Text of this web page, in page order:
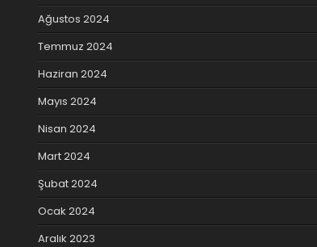
Ağustos 2024
Temmuz 2024
Haziran 2024
Mayıs 2024
Nisan 2024
Mart 2024
Şubat 2024
Ocak 2024
Aralık 2023